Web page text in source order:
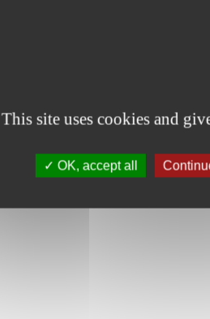
This site uses cookies and
OK, accept all